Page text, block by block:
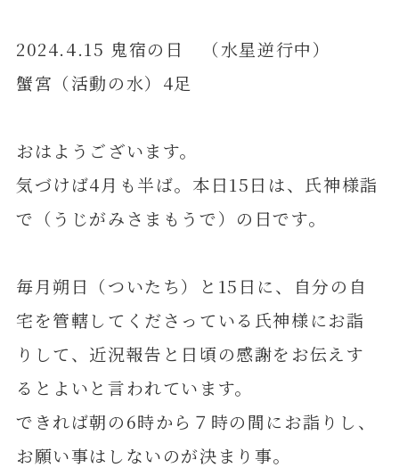
2024.4.15 鬼宿の日 （水星逆行中）
蟹宮（活動の水）4足
おはようございます。
気づけば4月も半ば。本日15日は、氏神様詣
で（うじがみさまもうで）の日です。
毎月朔日（ついたち）と15日に、自分の自
宅を管轄してくださっている氏神様にお詣
りして、近況報告と日頃の感謝をお伝えす
るとよいと言われています。
できれば朝の6時から７時の間にお詣りし、
お願い事はしないのが決まり事。